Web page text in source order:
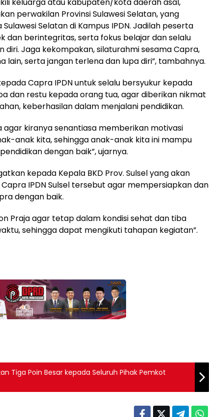
perwakilan Provinsi Sulawesi Selatan, yang
Selatan di Kampus IPDN. Jadilah peserta
dan berintegritas, serta fokus belajar dan selalu
Jaga kekompakan, silaturahmi sesama Capra,
lain, serta jangan terlena dan lupa diri”, tambahnya.
Capra IPDN untuk selalu bersyukur kepada
dan restu kepada orang tua, agar diberikan nikmat
keberhasilan dalam menjalani pendidikan.
agar kiranya senantiasa memberikan motivasi
anak kita, sehingga anak-anak kita ini mampu
dengan baik”, ujarnya.
kepada Kepala BKD Prov. Sulsel yang akan
IPDN Sulsel tersebut agar mempersiapkan dan
dengan baik.
Praja agar tetap dalam kondisi sehat dan tiba
sehingga dapat mengikuti tahapan kegiatan”.
Tiga Poin Besar kepada Seluruh Pihak Pemkot